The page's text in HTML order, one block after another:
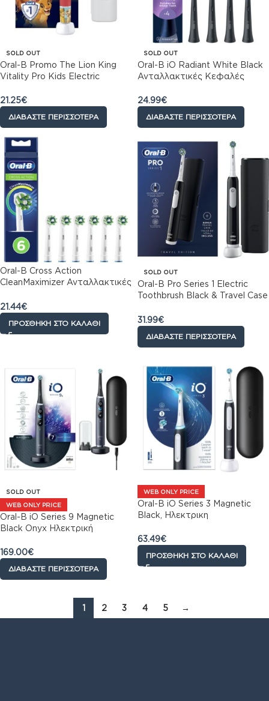
SOLD OUT
Oral-B Promo The Lion King
Vitality Pro Kids Electric
Κόκκινο 1 Τεμάχιο & Θήκη
Μεταφοράς 1 Τεμάχιο
21.25€
ΔΙΑΒΆΣΤΕ ΠΕΡΙΣΣΌΤΕΡΑ
SOLD OUT
Oral-B iO Radiant White Black
Ανταλλακτικές Κεφαλές
4τεμ
24.99€
ΔΙΑΒΆΣΤΕ ΠΕΡΙΣΣΌΤΕΡΑ
Oral-B Cross Action
CleanMaximizer Ανταλλακτικές
Οδοντόβουρτσα, 6τεμ
21.44€
ΠΡΟΣΘΉΚΗ ΣΤΟ ΚΑΛΆΘΙ
SOLD OUT
Oral-B Pro Series 1 Electric
Toothbrush Black & Travel Case
Mαύρη & Θήκη Ταξιδίου, 1τεμ
31.99€
ΔΙΑΒΆΣΤΕ ΠΕΡΙΣΣΌΤΕΡΑ
SOLD OUT
WEB ONLY PRICE
Oral-B iO Series 9 Magnetic
Black Onyx Hλεκτρική
169.00€
ΔΙΑΒΆΣΤΕ ΠΕΡΙΣΣΌΤΕΡΑ
WEB ONLY PRICE
Oral-B iO Series 3 Magnetic
Black, Ηλεκτρικη
63.49€
ΠΡΟΣΘΉΚΗ ΣΤΟ ΚΑΛΆΘΙ
1 2 3 4 5 →